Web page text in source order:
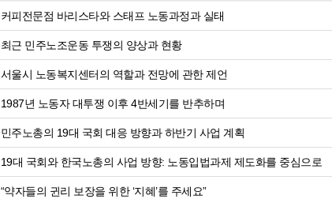
커피전문점 바리스타와 스태프 노동과정과 실태
최근 민주노조운동 투쟁의 양상과 현황
서울시 노동복지센터의 역할과 전망에 관한 제언
1987년 노동자 대투쟁 이후 4반세기를 반추하며
민주노총의 19대 국회 대응 방향과 하반기 사업 계획
19대 국회와 한국노총의 사업 방향: 노동입법과제 제도화를 중심으로
“약자들의 귄리 보장을 위한 ‘지혜’를 주세요”